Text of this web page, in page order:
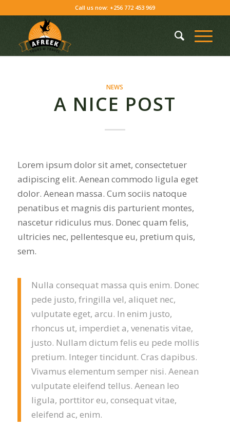
to
Call us now: +256 772 453 969
NEWS
A NICE POST
Lorem ipsum dolor sit amet, consectetuer
adipiscing elit. Aenean commodo ligula eget
dolor. Aenean massa. Cum sociis natoque
penatibus et magnis dis parturient montes,
nascetur ridiculus mus. Donec quam felis,
ultricies nec, pellentesque eu, pretium quis,
sem.
Nulla consequat massa quis enim. Donec
pede justo, fringilla vel, aliquet nec,
vulputate eget, arcu. In enim justo,
rhoncus ut, imperdiet a, venenatis vitae,
justo. Nullam dictum felis eu pede mollis
pretium. Integer tincidunt. Cras dapibus.
Vivamus elementum semper nisi. Aenean
vulputate eleifend tellus. Aenean leo
ligula, porttitor eu, consequat vitae,
eleifend ac, enim.